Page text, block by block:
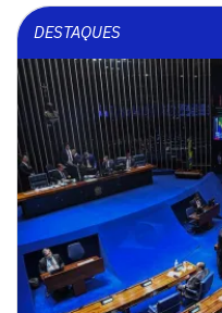
DESTAQUES